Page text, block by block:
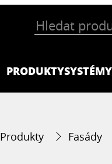
PRODUKTYSYSTÉMY
Produkty Fasády